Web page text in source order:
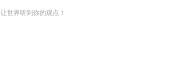
让世界听到你的观点！